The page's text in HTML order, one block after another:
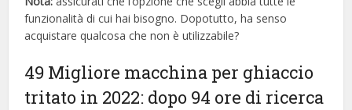
funzionalità di cui hai bisogno. Dopotutto, ha senso
acquistare qualcosa che non è utilizzabile?
49 Migliore macchina per ghiaccio
tritato in 2022: dopo 94 ore di ricerca